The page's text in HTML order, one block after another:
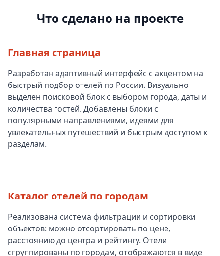
Что сделано на проекте
Главная страница
Разработан адаптивный интерфейс с акцентом на
быстрый подбор отелей по России. Визуально
выделен поисковой блок с выбором города, даты и
количества гостей. Добавлены блоки с
популярными направлениями, идеями для
увлекательных путешествий и быстрым доступом к
разделам.
Каталог отелей по городам
Реализована система фильтрации и сортировки
объектов: можно отсортировать по цене,
расстоянию до центра и рейтингу. Отели
сгруппированы по городам, отображаются в виде